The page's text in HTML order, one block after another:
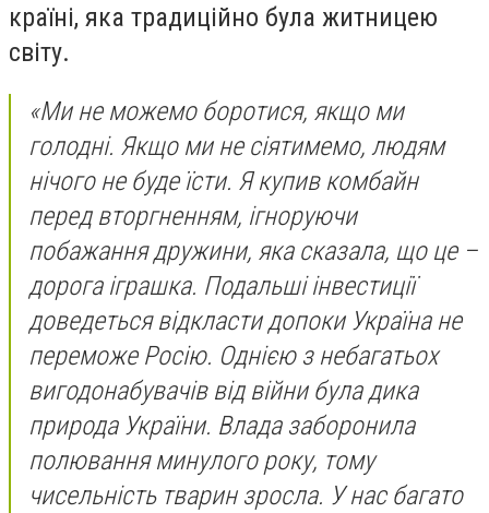
країні, яка традиційно була житницею
світу.
«Ми не можемо боротися, якщо ми
голодні. Якщо ми не сіятимемо, людям
нічого не буде їсти. Я купив комбайн
перед вторгненням, ігноруючи
побажання дружини, яка сказала, що це –
дорога іграшка. Подальші інвестиції
доведеться відкласти допоки Україна не
переможе Росію. Однією з небагатьох
вигодонабувачів від війни була дика
природа України. Влада заборонила
полювання минулого року, тому
чисельність тварин зросла. У нас багато